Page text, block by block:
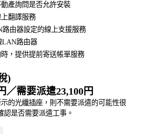
產詢問是否允許安裝
翻譯服務
由器設定的線上支援服務
LAN路由器
，提供提前寄送帳單服務
)
／需要派遣23,100円
的光纖插座，則不需要派遣的可能性很
認是否需要派遣工事。